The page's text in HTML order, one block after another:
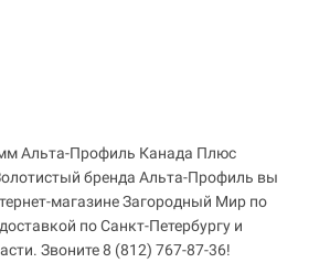
Альта-Профиль Канада Плюс
бренда Альта-Профиль вы
магазине Загородный Мир по
по Санкт-Петербургу и
Звоните 8 (812) 767-87-36!